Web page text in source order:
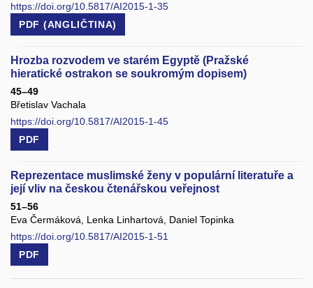
https://doi.org/10.5817/AI2015-1-35
PDF (ANGLIČTINA)
Hrozba rozvodem ve starém Egyptě (Pražské
hieratické ostrakon se soukromým dopisem)
45–49
Břetislav Vachala
https://doi.org/10.5817/AI2015-1-45
PDF
Reprezentace muslimské ženy v populární literatuře a
její vliv na českou čtenářskou veřejnost
51–56
Eva Čermáková, Lenka Linhartová, Daniel Topinka
https://doi.org/10.5817/AI2015-1-51
PDF